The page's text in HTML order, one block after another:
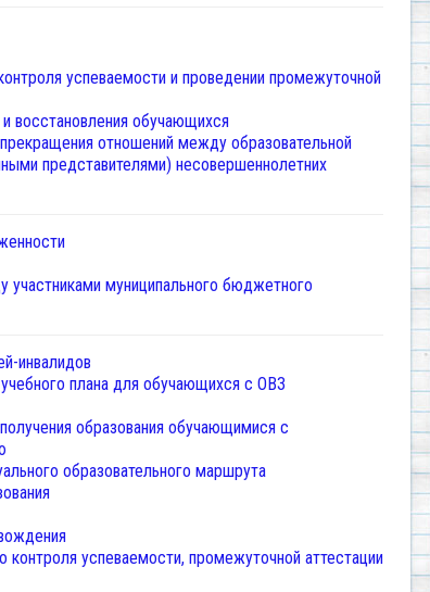
успеваемости и проведении промежуточной
восстановления обучающихся
отношений между образовательной
представителями) несовершеннолетних
муниципального бюджетного
инвалидов
плана для обучающихся с ОВЗ
образования обучающимися с
образовательного маршрута
успеваемости, промежуточной аттестации